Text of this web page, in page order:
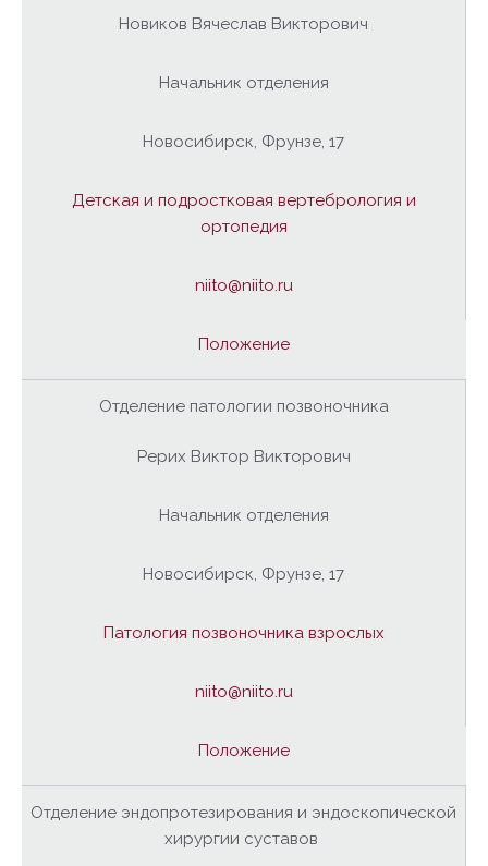
Новиков Вячеслав Викторович
Начальник отделения
Новосибирск, Фрунзе, 17
Детская и подростковая вертебрология и
ортопедия
niito@niito.ru
Положение
Отделение патологии позвоночника
Рерих Виктор Викторович
Начальник отделения
Новосибирск, Фрунзе, 17
Патология позвоночника взрослых
niito@niito.ru
Положение
Отделение эндопротезирования и эндоскопической
хирургии суставов